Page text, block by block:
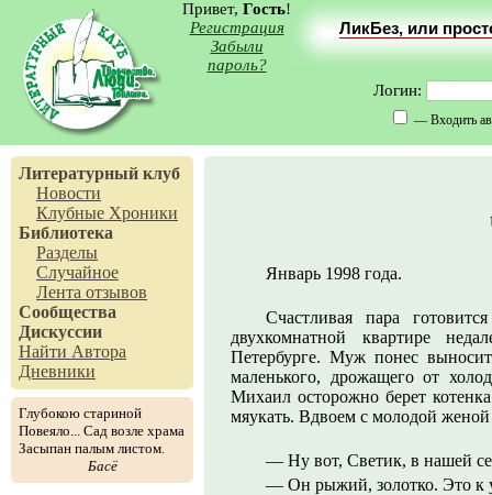
Привет, Гость!
Регистрация
Забыли
пароль?
ЛикБез, или
Логин:
— Входить
Литературный клуб
Новости
Клубные Хроники
Библиотека
Разделы
Случайное
Лента отзывов
Сообщества
Дискуссии
Найти Автора
Дневники
Глубокою стариной
Повеяло... Сад возле храма
Засыпан палым листом.
Басё
Январь 1998 года.
Счастливая пара
двухкомнатной квартире
Петербурге. Муж понес
маленького, дрожащего от
Михаил осторожно берет
мяукать. Вдвоем с молодой
— Ну вот, Светик, в нашей
— Он рыжий, золотко. Это к